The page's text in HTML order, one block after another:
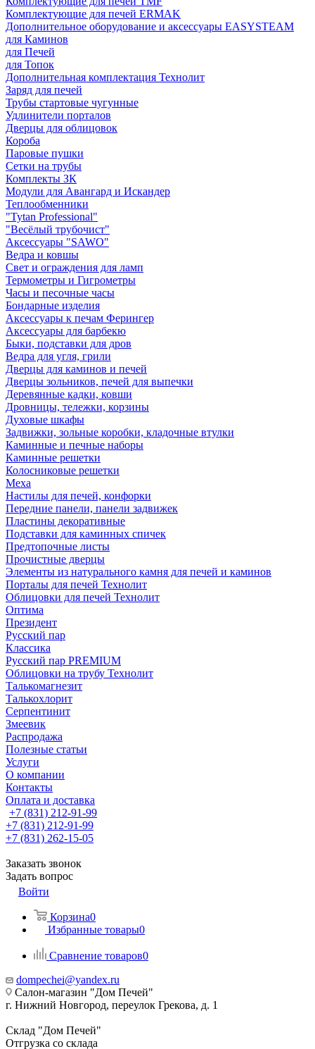
Комплектующие для печей ERMAK
Дополнительное оборудование и аксессуары EASYSTEAM
для Каминов
для Печей
для Топок
Дополнительная комплектация Технолит
Заряд для печей
Трубы стартовые чугунные
Удлинители порталов
Дверцы для облицовок
Короба
Паровые пушки
Сетки на трубы
Комплекты ЗК
Модули для Авангард и Искандер
Теплообменники
"Tytan Professional"
"Весёлый трубочист"
Аксессуары "SAWO"
Ведра и ковшы
Свет и ограждения для ламп
Термометры и Гигрометры
Часы и песочные часы
Бондарные изделия
Аксессуары к печам Ферингер
Аксессуары для барбекю
Быки, подставки для дров
Ведра для угля, грили
Дверцы для каминов и печей
Дверцы зольников, печей для выпечки
Деревянные кадки, ковши
Дровницы, тележки, корзины
Духовые шкафы
Задвижки, зольные коробки, кладочные втулки
Каминные и печные наборы
Каминные решетки
Колосниковые решетки
Меха
Настилы для печей, конфорки
Передние панели, панели задвижек
Пластины декоративные
Подставки для каминных спичек
Предтопочные листы
Прочистные дверцы
Элементы из натурального камня для печей и каминов
Порталы для печей Технолит
Облицовки для печей Технолит
Оптима
Президент
Русский пар
Классика
Русский пар PREMIUM
Облицовки на трубу Технолит
Талькомагнезит
Талькохлорит
Серпентинит
Змеевик
Распродажа
Полезные статьи
Услуги
О компании
Контакты
Оплата и доставка
+7 (831) 212-91-99
+7 (831) 212-91-99
+7 (831) 262-15-05
Заказать звонок
Задать вопрос
Войти
Корзина0
Избранные товары0
Сравнение товаров0
dompechei@yandex.ru
Салон-магазин "Дом Печей"
г. Нижний Новгород, переулок Грекова, д. 1
Склад "Дом Печей"
Отгрузка со склада